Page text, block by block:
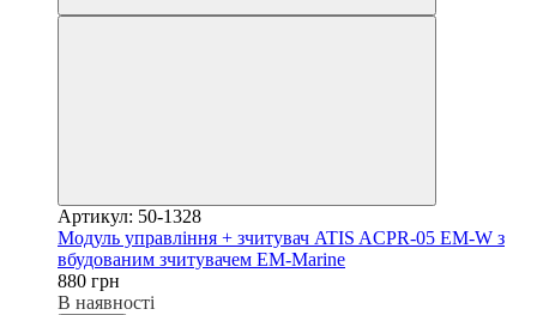
Артикул: 50-1328
Модуль управління + зчитувач ATIS ACPR-05 EM-W з
вбудованим зчитувачем EM-Marine
880 грн
В наявності